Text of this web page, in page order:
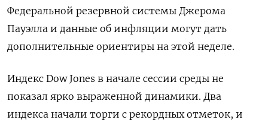
Федеральной резервной системы Джерома
Пауэлла и данные об инфляции могут дать
дополнительные ориентиры на этой неделе.
Индекс Dow Jones в начале сессии среды не
показал ярко выраженной динамики. Два
индекса начали торги с рекордных отметок, и